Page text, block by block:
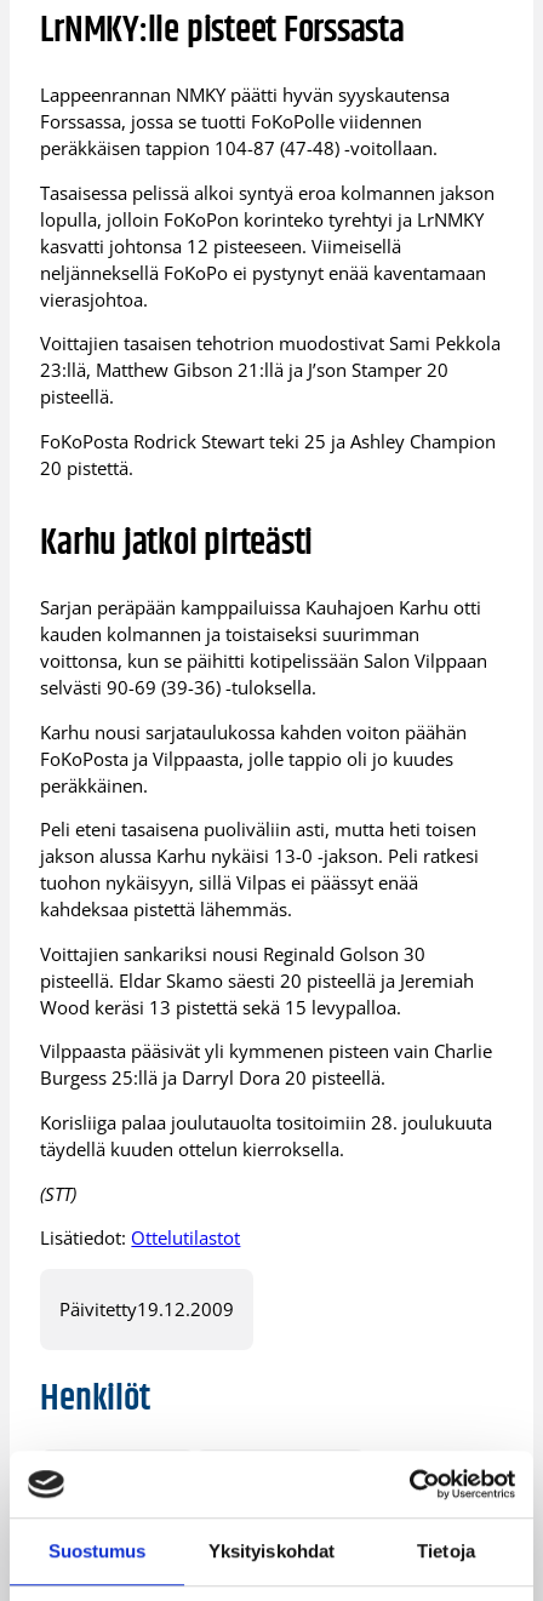
Suostumus Yksityiskohdat Tietoja
LrNMKY:lle pisteet Forssasta
Lappeenrannan NMKY päätti hyvän syyskautensa
Forssassa, jossa se tuotti FoKoPolle viidennen
peräkkäisen tappion 104-87 (47-48) -voitollaan.
Tasaisessa pelissä alkoi syntyä eroa kolmannen jakson
lopulla, jolloin FoKoPon korinteko tyrehtyi ja LrNMKY
kasvatti johtonsa 12 pisteeseen. Viimeisellä
neljänneksellä FoKoPo ei pystynyt enää kaventamaan
vierasjohtoa.
Voittajien tasaisen tehotrion muodostivat Sami Pekkola
23:llä, Matthew Gibson 21:llä ja J’son Stamper 20
pisteellä.
FoKoPosta Rodrick Stewart teki 25 ja Ashley Champion
20 pistettä.
Karhu jatkoi pirteästi
Sarjan peräpään kamppailuissa Kauhajoen Karhu otti
kauden kolmannen ja toistaiseksi suurimman
voittonsa, kun se päihitti kotipelissään Salon Vilppaan
selvästi 90-69 (39-36) -tuloksella.
Karhu nousi sarjataulukossa kahden voiton päähän
FoKoPosta ja Vilppaasta, jolle tappio oli jo kuudes
peräkkäinen.
Peli eteni tasaisena puoliväliin asti, mutta heti toisen
jakson alussa Karhu nykäisi 13-0 -jakson. Peli ratkesi
tuohon nykäisyyn, sillä Vilpas ei päässyt enää
kahdeksaa pistettä lähemmäs.
Voittajien sankariksi nousi Reginald Golson 30
pisteellä. Eldar Skamo säesti 20 pisteellä ja Jeremiah
Wood keräsi 13 pistettä sekä 15 levypalloa.
Vilppaasta pääsivät yli kymmenen pisteen vain Charlie
Burgess 25:llä ja Darryl Dora 20 pisteellä.
Korisliiga palaa joulutauolta tositoimiin 28. joulukuuta
täydellä kuuden ottelun kierroksella.
(STT)
Lisätiedot: Ottelutilastot
Päivitetty19.12.2009
Henkilöt
Ashley Champion
Charlie Burgess
Eldar Skamo